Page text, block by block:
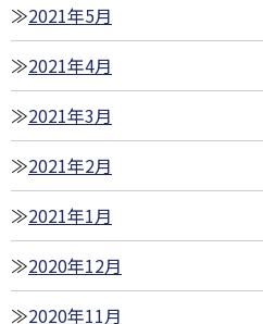
2021年5月
2021年4月
2021年3月
2021年2月
2021年1月
2020年12月
2020年11月